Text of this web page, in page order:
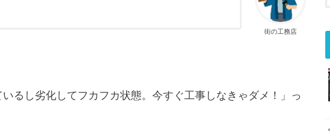
街の工務店
いるし劣化してフカフカ状態。今すぐ工事しなきゃダメ！」っ